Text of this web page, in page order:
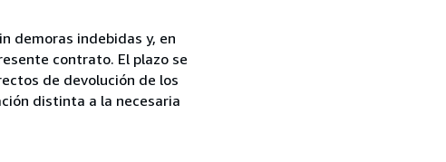
demoras indebidas y, en
contrato. El plazo se
de devolución de los
distinta a la necesaria